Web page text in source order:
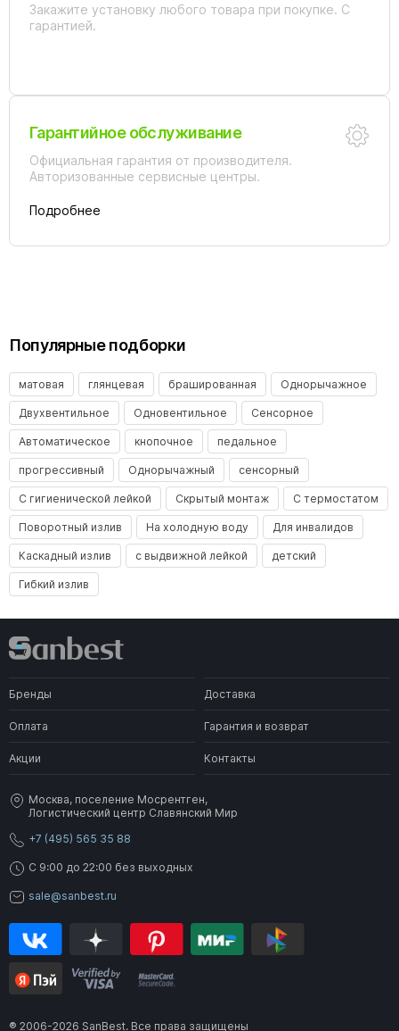
Закажите установку любого товара при покупке. С
гарантией.
Гарантийное обслуживание
Официальная гарантия от производителя.
Авторизованные сервисные центры.
Подробнее
Популярные подборки
матовая глянцевая брашированная Однорычажное
Двухвентильное Одновентильное Сенсорное
Автоматическое кнопочное педальное
прогрессивный Однорычажный сенсорный
С гигиенической лейкой Скрытый монтаж С термостатом
Поворотный излив На холодную воду Для инвалидов
Каскадный излив с выдвижной лейкой детский
Гибкий излив
Бренды Доставка
Оплата Гарантия и возврат
Акции Контакты
Москва, поселение Мосрентген,
Логистический центр Славянский Мир
+7 (495) 565 35 88
C 9:00 до 22:00 без выходных
sale@sanbest.ru
® 2006-2026 SanBest. Все права защищены